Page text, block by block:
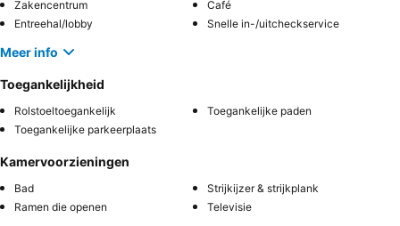
Zakencentrum
Café
Entreehal/lobby
Snelle in-/uitcheckservice
Meer info
Toegankelijkheid
Rolstoeltoegankelijk
Toegankelijke paden
Toegankelijke parkeerplaats
Kamervoorzieningen
Bad
Strijkijzer & strijkplank
Ramen die openen
Televisie